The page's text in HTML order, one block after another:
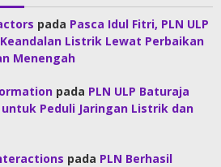
pada Pasca Idul Fitri, PLN ULP
Listrik Lewat Perbaikan
Menengah
pada PLN ULP Baturaja
Peduli Jaringan Listrik dan
pada PLN Berhasil